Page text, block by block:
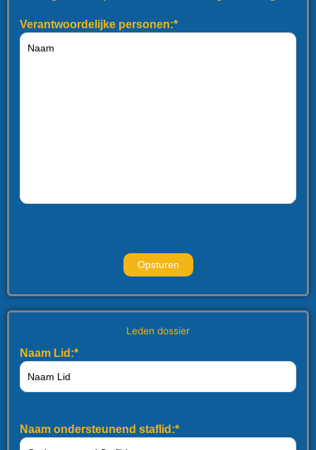
Verantwoordelijke personen:*
Leden dossier
Naam Lid:*
Naam ondersteunend staflid:*